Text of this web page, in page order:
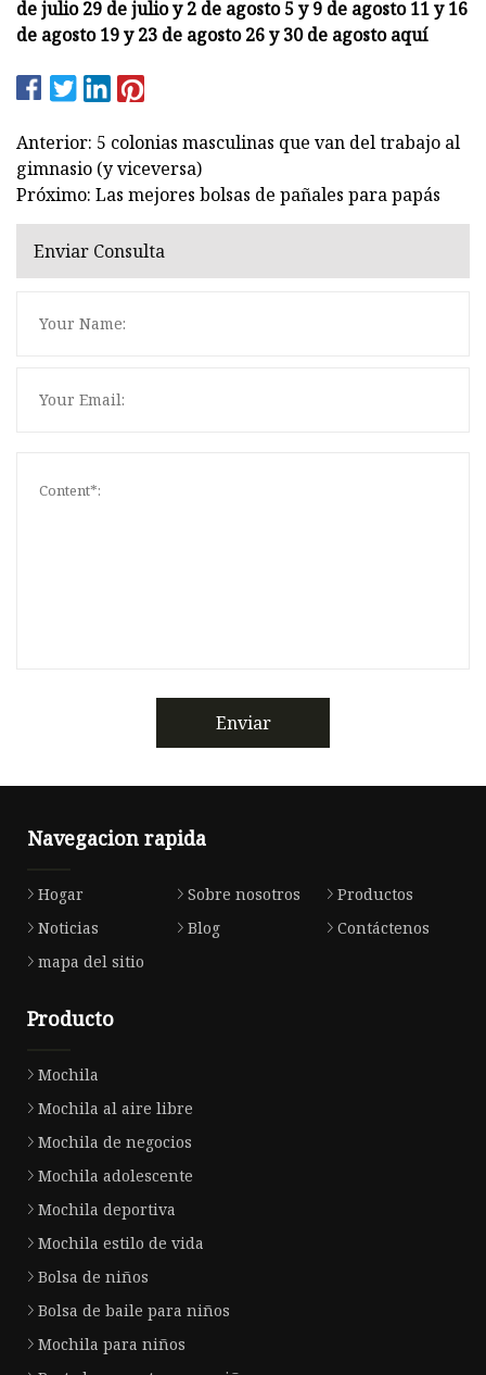
de julio 29 de julio y 2 de agosto 5 y 9 de agosto 11 y 16
de agosto 19 y 23 de agosto 26 y 30 de agosto aquí
Anterior: 5 colonias masculinas que van del trabajo al
gimnasio (y viceversa)
Próximo: Las mejores bolsas de pañales para papás
Enviar Consulta
Enviar
Navegacion rapida
Hogar Sobre nosotros
Productos
Noticias
Blog
Contáctenos
mapa del sitio
Producto
Mochila
Mochila al aire libre
Mochila de negocios
Mochila adolescente
Mochila deportiva
Mochila estilo de vida
Bolsa de niños
Bolsa de baile para niños
Mochila para niños